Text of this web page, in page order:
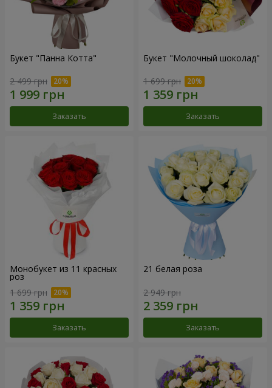
Букет "Панна Котта"
2 499 грн
Заказать
Букет "Молочный шоколад"
1 699 грн
Заказать
Монобукет из 11 красных
роз
1 699 грн
Заказать
21 белая роза
2 949 грн
Заказать